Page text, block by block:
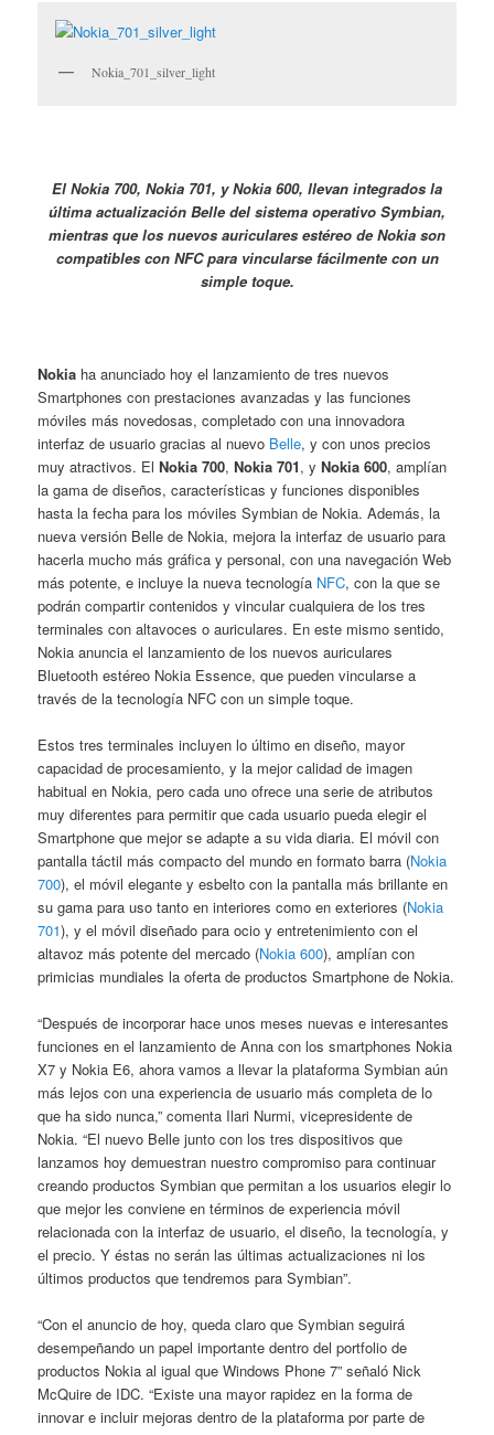
Nokia_701_silver_light
El Nokia 700, Nokia 701, y Nokia 600, llevan integrados la
última actualización Belle del sistema operativo Symbian,
mientras que los nuevos auriculares estéreo de Nokia son
compatibles con NFC para vincularse fácilmente con un
simple toque.
Nokia ha anunciado hoy el lanzamiento de tres nuevos
Smartphones con prestaciones avanzadas y las funciones
móviles más novedosas, completado con una innovadora
interfaz de usuario gracias al nuevo Belle, y con unos precios
muy atractivos. ElNokia 700,Nokia 701, yNokia 600, amplían
la gama de diseños, características y funciones disponibles
hasta la fecha para los móviles Symbian de Nokia. Además, la
nueva versión Belle de Nokia, mejora la interfaz de usuario para
hacerla mucho más gráfica y personal, con una navegación Web
más potente, e incluye la nueva tecnología NFC, con la que se
podrán compartir contenidos y vincular cualquiera de los tres
terminales con altavoces o auriculares. En este mismo sentido,
Nokia anuncia el lanzamiento de los nuevos auriculares
Bluetooth estéreo Nokia Essence, que pueden vincularse a
través de la tecnología NFC con un simple toque.
Estos tres terminales incluyen lo último en diseño, mayor
capacidad de procesamiento, y la mejor calidad de imagen
habitual en Nokia, pero cada uno ofrece una serie de atributos
muy diferentes para permitir que cada usuario pueda elegir el
Smartphone que mejor se adapte a su vida diaria. El móvil con
pantalla táctil más compacto del mundo en formato barra (Nokia
700), el móvil elegante y esbelto con la pantalla más brillante en
su gama para uso tanto en interiores como en exteriores (Nokia
701), y el móvil diseñado para ocio y entretenimiento con el
altavoz más potente del mercado (Nokia 600), amplían con
primicias mundiales la oferta de productos Smartphone de Nokia.
“Después de incorporar hace unos meses nuevas e interesantes
funciones en el lanzamiento de Anna con los smartphones Nokia
X7 y Nokia E6, ahora vamos a llevar la plataforma Symbian aún
más lejos con una experiencia de usuario más completa de lo
que ha sido nunca,” comenta Ilari Nurmi, vicepresidente de
Nokia. “El nuevo Belle junto con los tres dispositivos que
lanzamos hoy demuestran nuestro compromiso para continuar
creando productos Symbian que permitan a los usuarios elegir lo
que mejor les conviene en términos de experiencia móvil
relacionada con la interfaz de usuario, el diseño, la tecnología, y
el precio. Y éstas no serán las últimas actualizaciones ni los
últimos productos que tendremos para Symbian”.
“Con el anuncio de hoy, queda claro que Symbian seguirá
desempeñando un papel importante dentro del portfolio de
productos Nokia al igual que Windows Phone 7” señaló Nick
McQuire de IDC. “Existe una mayor rapidez en la forma de
innovar e incluir mejoras dentro de la plataforma por parte de